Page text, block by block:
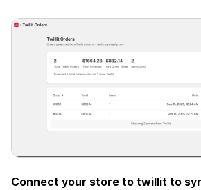
Connect your store to twillit to